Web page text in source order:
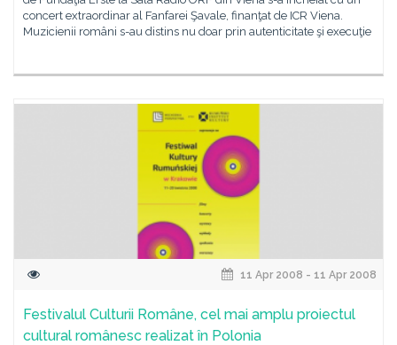
concert extraordinar al Fanfarei Şavale, finanţat de ICR Viena.
Muzicienii români s-au distins nu doar prin autenticitate şi execuţie
11 Apr 2008 - 11 Apr 2008
Festivalul Culturii Române, cel mai amplu proiectul
cultural românesc realizat în Polonia